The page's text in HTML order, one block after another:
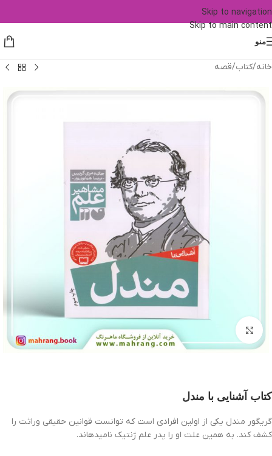
Skip to navigation
Skip to main content
منو
خانه/کتاب/قصه
بزرگنمایی تصویر
کتاب آشنایی با مندل
گریگور مندل یکی از اولین افرادی است که توانست قوانین حقیقی وراثت را
کشف کند. به همین علت او را پدر علم ژنتیک نامیده­اند.